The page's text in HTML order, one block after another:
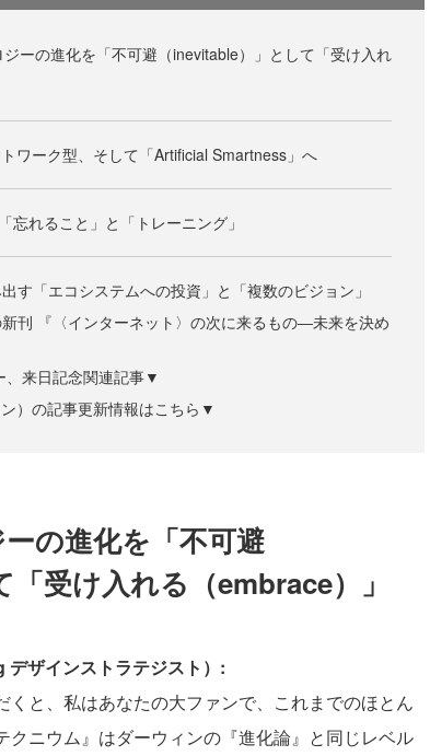
ーの進化を「不可避（inevitable）」として「受け入れ
ワーク型、そして「Artificial Smartness」へ
忘れること」と「トレーニング」
す「エコシステムへの投資」と「複数のビジョン」
刊 『〈インターネット〉の次に来るもの―未来を決め
来日記念関連記事▼
）の記事更新情報はこちら▼
の進化を「不可避
「受け入れる（embrace）」
ザインストラテジスト）:
と、私はあなたの大ファンで、これまでのほとん
クニウム』はダーウィンの『進化論』と同じレベル